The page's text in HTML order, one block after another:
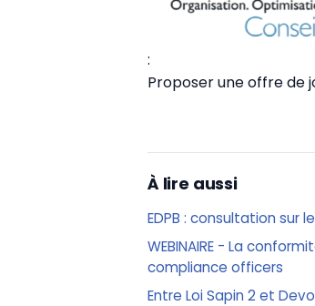
:
Proposer une offre de
À lire aussi
EDPB : consultation sur
WEBINAIRE - La
compliance officers
Entre Loi Sapin 2 et